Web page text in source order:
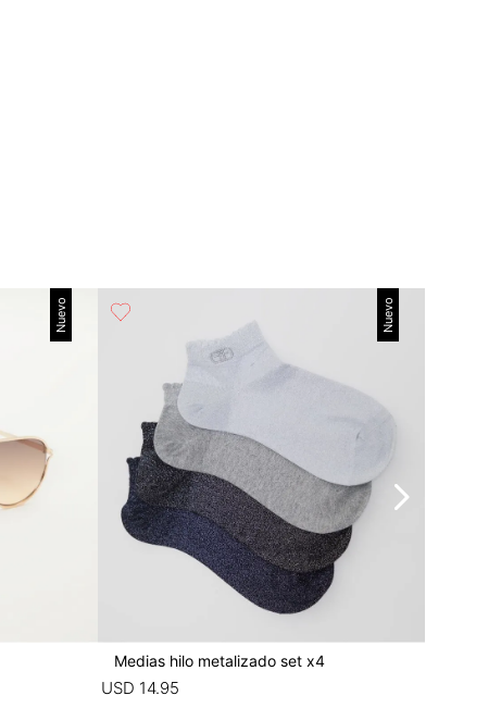
Nuevo Nuevo
Medias hilo metalizado set x4
USD 14.95